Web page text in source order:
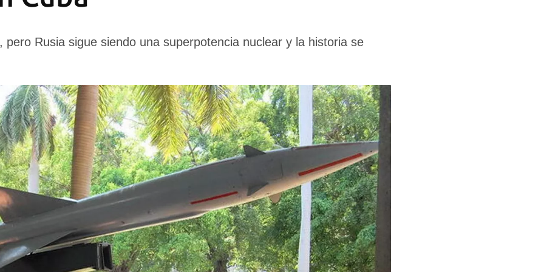
pero Rusia sigue siendo una superpotencia nuclear y la historia se